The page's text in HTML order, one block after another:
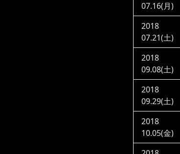
07.16(月)
2018
07.21(土)
2018
09.08(土)
2018
09.29(土)
2018
10.05(金)